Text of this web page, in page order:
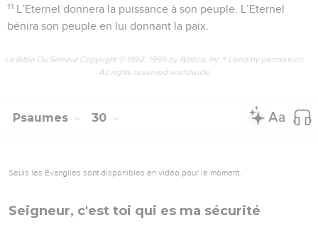
11 L’Eternel donnera la puissance à son peuple. L’Eternel
bénira son peuple en lui donnant la paix.
La Bible Du Semeur Copyright © 1992, 1999 by Biblica, Inc.® Used by permission.
All rights reserved worldwide.
Psaumes 30
Seuls les Évangiles sont disponibles en vidéo pour le moment.
Seigneur, c'est toi qui es ma sécurité